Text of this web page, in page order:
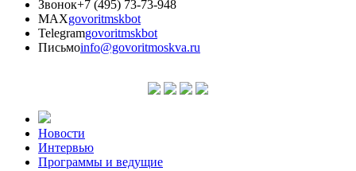
Звонок+7 (495) 73-73-948
MAXgovoritmskbot
Telegramgovoritmskbot
Письмоinfo@govoritmoskva.ru
Новости
Интервью
Программы и ведущие